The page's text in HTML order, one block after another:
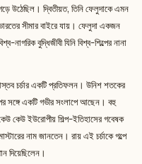
উঠেছিল। দ্বিতীয়ত, তিনি ফেলুদাকে এমন
সীমার বাইরে যায়। ফেলুদা একজন
বুদ্ধিজীবী যিনি বিশ্ব-শিল্পের নানা
চর্চার একটি প্রতিফলন। উনিশ শতকের
সঙ্গে একটি গভীর সংলাপে আছেন। বহু
কেউ ইউরোপীয় শিল্প-ইতিহাসের গবেষক
নাম জানতেন। রায় এই চর্চাকে গল্পে
দিয়েছিলেন।